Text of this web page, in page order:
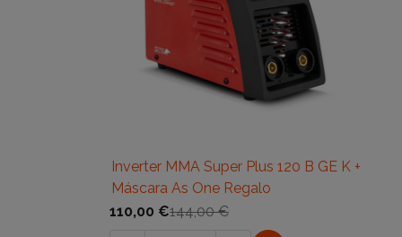
Vista rápida
Inverter MMA Super Plus 120 B GE K +
Máscara As One Regalo
110,00 €144,00 €